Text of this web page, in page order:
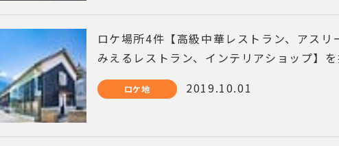
ロケ場所4件【高級中華レストラン、アス
みえるレストラン、インテリアショップ】
ロケ地 2019.10.01